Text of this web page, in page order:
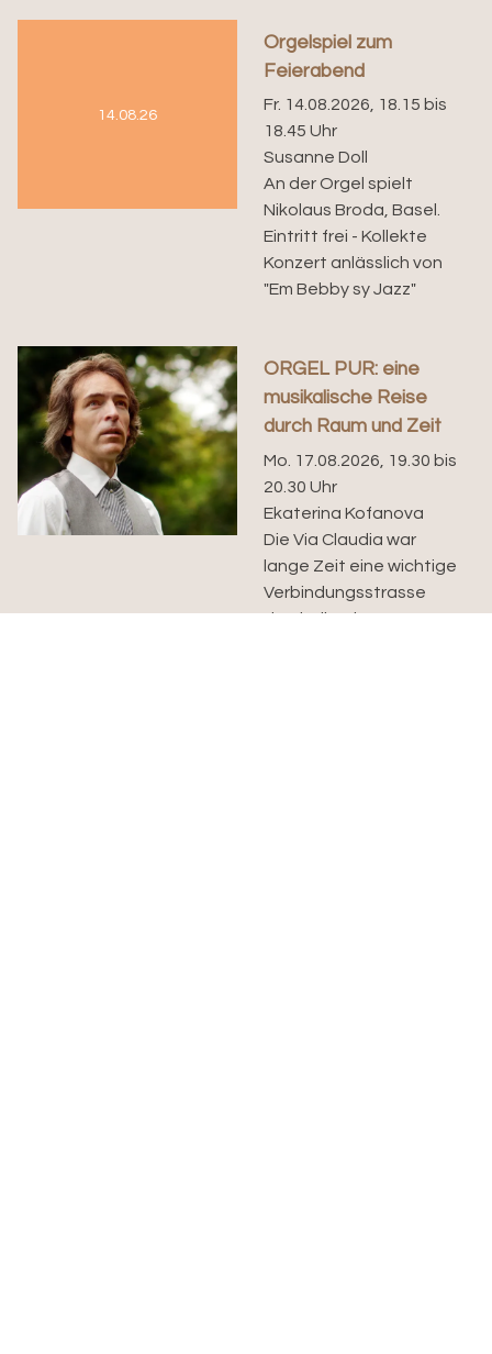
14.08.26
Orgelspiel zum
Feierabend
Fr. 14.08.2026, 18.15 bis
18.45 Uhr
Susanne Doll
An der Orgel spielt
Nikolaus Broda, Basel.
Eintritt frei - Kollekte
Konzert anlässlich von
"Em Bebby sy Jazz"
ORGEL PUR: eine
musikalische Reise
durch Raum und Zeit
Mo. 17.08.2026, 19.30 bis
20.30 Uhr
Ekaterina Kofanova
Die Via Claudia war
lange Zeit eine wichtige
Verbindungsstrasse
durch die Alpen. In